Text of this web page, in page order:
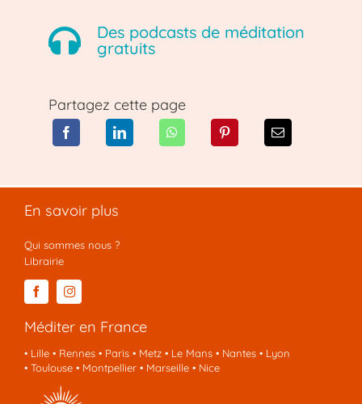
Des podcasts de méditation
gratuits
Partagez cette page
En savoir plus
Qui sommes nous ?
Librairie
Méditer en France
• Lille• Rennes• Paris• Metz• Le Mans• Nantes• Lyon
• Toulouse• Montpellier• Marseille• Nice